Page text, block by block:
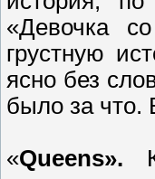
«Девочка
грустную
ясно без
было за
«Queens».